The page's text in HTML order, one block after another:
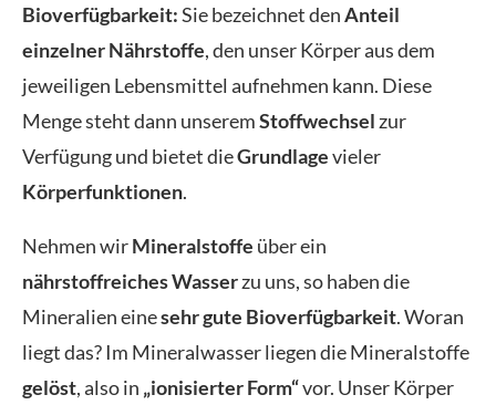
Bioverfügbarkeit:Sie bezeichnet denAnteil
einzelner Nährstoffe, den unser Körper aus dem
jeweiligen Lebensmittel aufnehmen kann. Diese
Menge steht dann unseremStoffwechsel zur
Verfügung und bietet dieGrundlagevieler
Körperfunktionen.
Nehmen wirMineralstoffe über ein
nährstoffreiches Wasserzu uns, so haben die
Mineralien einesehr gute Bioverfügbarkeit. Woran
liegt das? Im Mineralwasser liegen die Mineralstoffe
gelöst, also in „ionisierter Form“vor. Unser Körper